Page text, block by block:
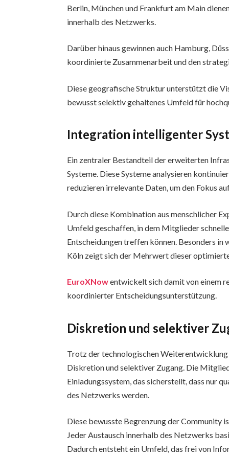
Berlin, München und Frankfurt am Main
innerhalb des Netzwerks.
Darüber hinaus gewinnen auch Hamburg,
koordinierte Zusammenarbeit und den
Diese geografische Struktur unterstützt die
bewusst selektiv gehaltenes Umfeld für
Integration intelligenter
Ein zentraler Bestandteil der erweiterten
Systeme. Diese Systeme analysieren
reduzieren irrelevante Daten, um den Fokus
Durch diese Kombination aus menschlicher
Umfeld geschaffen, in dem Mitglieder
Entscheidungen treffen können. Besonders
Köln zeigt sich der Mehrwert dieser
EuroXNowentwickelt sich damit von einem
koordinierter Entscheidungsunterstützung.
Diskretion und selektiver
Trotz der technologischen
Diskretion und selektiver Zugang. Die
Einladungssystem, das sicherstellt, dass nur
des Netzwerks werden.
Diese bewusste Begrenzung der Community
Jeder Austausch innerhalb des Netzwerks
Dadurch entsteht ein Umfeld, das frei von